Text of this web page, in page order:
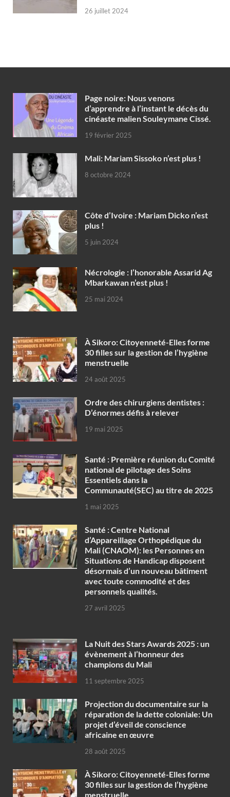
26 juillet 2024
Page noire: Nous venons
d’apprendre à l’instant le décès du
cinéaste malien Souleymane Cissé.
19 février 2025
Mali: Mariam Sissoko n’est plus !
8 octobre 2024
Côte d’Ivoire : Mariam Dicko n’est
plus !
5 juin 2024
Nécrologie : l’honorable Assarid Ag
Mbarkawan n’est plus !
25 mai 2024
À Sikoro: Citoyenneté-Elles forme
30 filles sur la gestion de l’hygiène
menstruelle
24 août 2025
Ordre des chirurgiens dentistes :
D’énormes défis à relever
19 mai 2025
Santé : Première réunion du Comité
national de pilotage des Soins
Essentiels dans la
Communauté(SEC) au titre de 2025
1 mai 2025
Santé : Centre National
d’Appareillage Orthopédique du
Mali (CNAOM): les Personnes en
Situations de Handicap disposent
désormais d’un nouveau bâtiment
avec toute commodité et des
personnels qualités.
27 avril 2025
‎La Nuit des Stars Awards 2025 : un
évènement à l’honneur des
champions du Mali
11 septembre 2025
Projection du documentaire sur la
réparation de la dette coloniale: Un
projet d’éveil de conscience
africaine en œuvre‎
28 août 2025
À Sikoro: Citoyenneté-Elles forme
30 filles sur la gestion de l’hygiène
menstruelle